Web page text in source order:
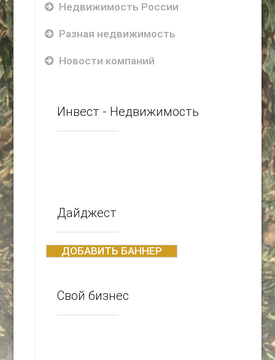
Недвижимость России
Разная недвижимость
Новости компаний
Инвест - Недвижимость
Дайджест
ДОБАВИТЬ БАННЕР
Свой бизнес